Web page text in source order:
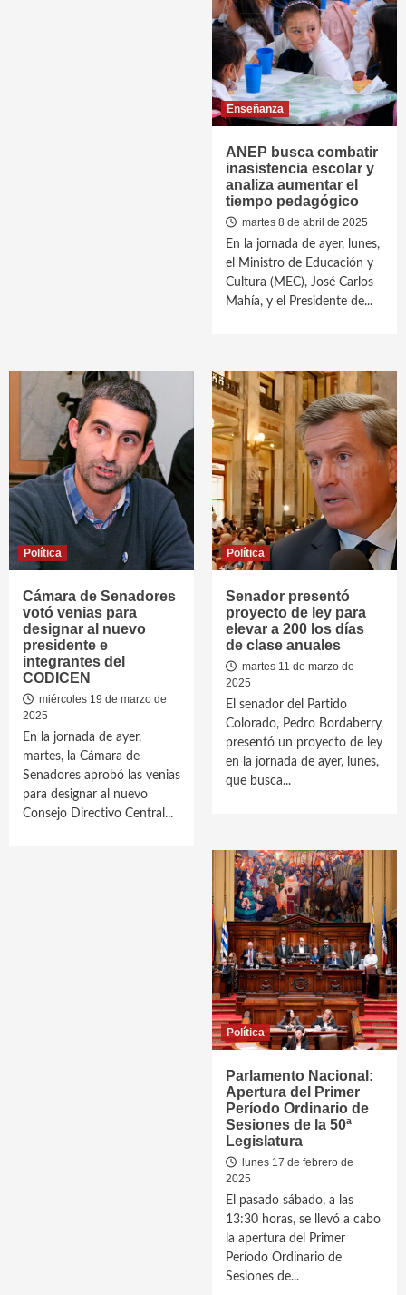
Enseñanza
ANEP busca combatir
inasistencia escolar y
analiza aumentar el
tiempo pedagógico
martes 8 de abril de 2025
En la jornada de ayer, lunes,
el Ministro de Educación y
Cultura (MEC), José Carlos
Mahía, y el Presidente de...
Política
Cámara de Senadores
votó venias para
designar al nuevo
presidente e
integrantes del
CODICEN
miércoles 19 de marzo de
2025
En la jornada de ayer,
martes, la Cámara de
Senadores aprobó las venias
para designar al nuevo
Consejo Directivo Central...
Política
Senador presentó
proyecto de ley para
elevar a 200 los días
de clase anuales
martes 11 de marzo de
2025
El senador del Partido
Colorado, Pedro Bordaberry,
presentó un proyecto de ley
en la jornada de ayer, lunes,
que busca...
Política
Parlamento Nacional:
Apertura del Primer
Período Ordinario de
Sesiones de la 50ª
Legislatura
lunes 17 de febrero de
2025
El pasado sábado, a las
13:30 horas, se llevó a cabo
la apertura del Primer
Período Ordinario de
Sesiones de...